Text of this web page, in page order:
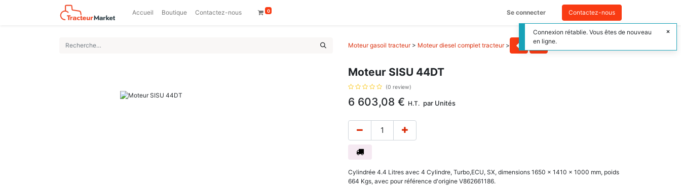
Accueil Boutique Contactez-nous 0 Se connecter Contactez-nous
Moteur gasoil tracteur> Moteur diesel complet tracteur>
Moteur SISU 44DT
(0 review)
6 603,08 € H.T. par Unités
Cylindrée 4.4 Litres avec 4 Cylindre, Turbo,ECU, SX, dimensions 1650 x 1410 x 1000 mm, poids
664 Kgs, avec pour référence d'origine V862661186.
Connexion rétablie. Vous êtes de nouveau
en ligne.